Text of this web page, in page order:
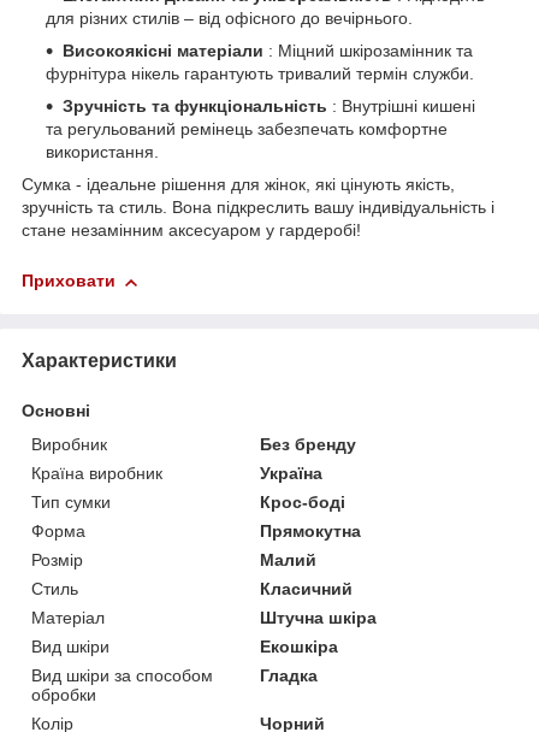
для різних стилів – від офісного до вечірнього.
Високоякісні матеріали : Міцний шкірозамінник та
фурнітура нікель гарантують тривалий термін служби.
Зручність та функціональність : Внутрішні кишені
та регульований ремінець забезпечать комфортне
використання.
Сумка - ідеальне рішення для жінок, які цінують якість,
зручність та стиль. Вона підкреслить вашу індивідуальність і
стане незамінним аксесуаром у гардеробі!
Приховати
Характеристики
Основні
Виробник
Без бренду
Країна виробник
Україна
Тип сумки
Крос-боді
Форма
Прямокутна
Розмір
Малий
Стиль
Класичний
Матеріал
Штучна шкіра
Вид шкіри
Екошкіра
Вид шкіри за способом
обробки
Гладка
Колір
Чорний